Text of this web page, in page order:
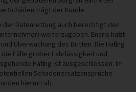
Schäden trägt der Kunde.
der Datenrettung auch berechtigt den
weiterzugeben. Enaris haftet
Überwachung des Dritten. Die Haftung
Fälle grober Fahrlässigkeit und
Haftung ist ausgeschlossen. Im
Schadenersatzansprüche
hiermit ab.